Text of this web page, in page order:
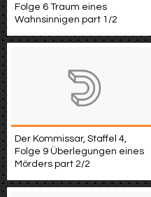
Folge 6 Traum eines
Wahnsinnigen part 1/2
Der Kommissar, Staffel 4,
Folge 9 Überlegungen eines
Mörders part 2/2